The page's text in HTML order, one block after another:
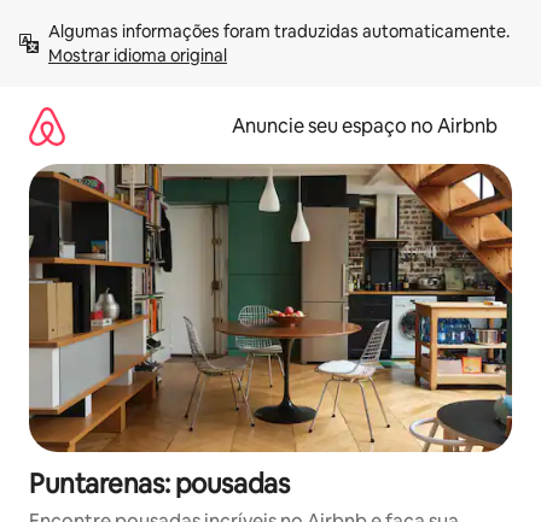
para
Mostrar idioma original
Anuncie seu espaço no Airbnb
Puntarenas: pousadas